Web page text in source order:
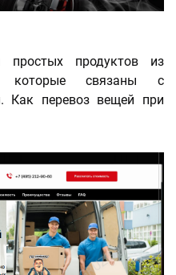
продуктов из
которые связаны с
Как перевоз вещей при